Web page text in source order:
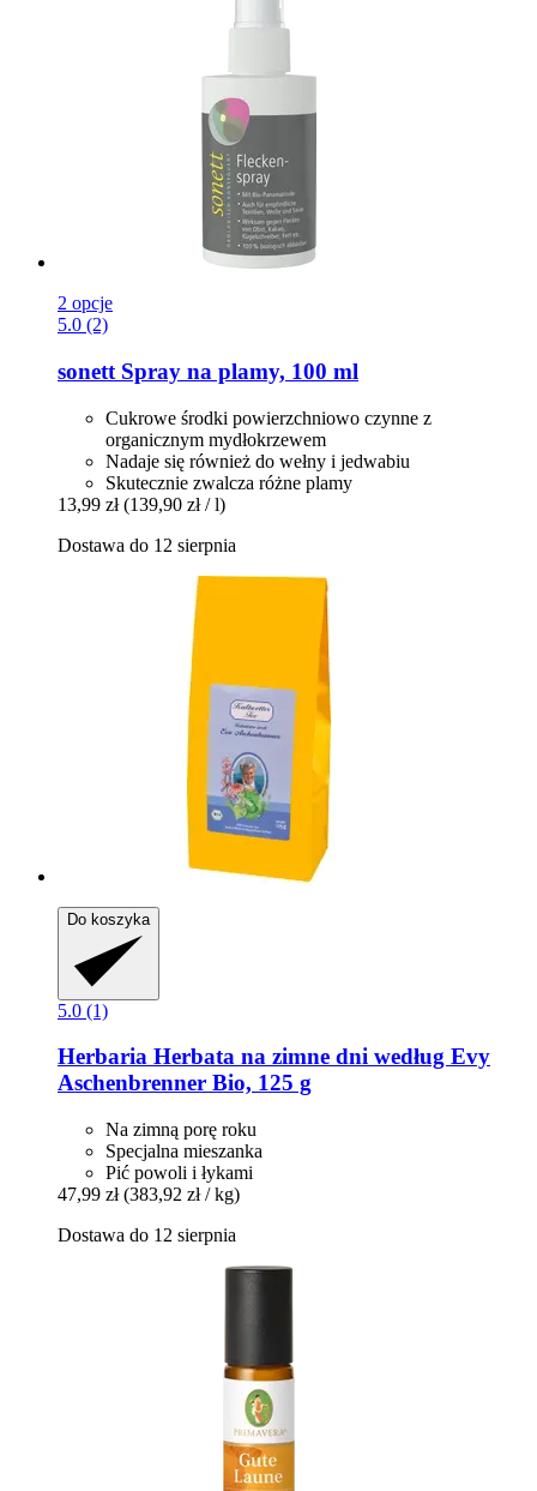
2 opcje
5.0 (2)
sonett Spray na plamy, 100 ml
Cukrowe środki powierzchniowo czynne z
organicznym mydłokrzewem
Nadaje się również do wełny i jedwabiu
Skutecznie zwalcza różne plamy
13,99 zł (139,90 zł / l)
Dostawa do 12 sierpnia
Do koszyka
5.0 (1)
Herbaria Herbata na zimne dni według Evy
Aschenbrenner Bio, 125 g
Na zimną porę roku
Specjalna mieszanka
Pić powoli i łykami
47,99 zł (383,92 zł / kg)
Dostawa do 12 sierpnia